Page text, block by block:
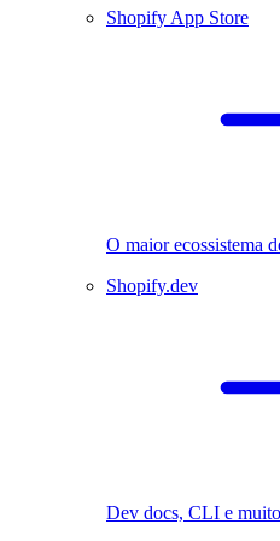
Shopify App Store
O maior ecossistema
Shopify.dev
Dev docs, CLI e